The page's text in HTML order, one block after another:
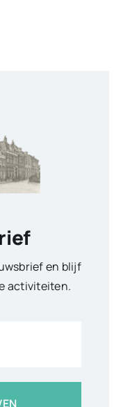
en blijf
activiteiten.